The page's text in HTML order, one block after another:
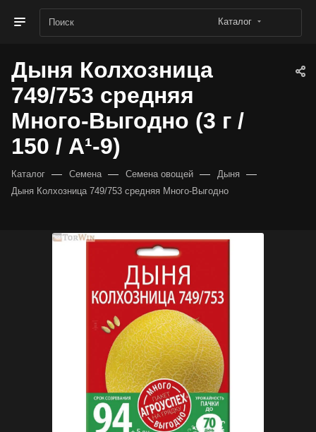
Каталог
Дыня Колхозница
749/753 средняя
Много-Выгодно (3 г /
150 / А¹-9)
Каталог — Семена — Семена овощей — Дыня —
Дыня Колхозница 749/753 средняя Много-Выгодно